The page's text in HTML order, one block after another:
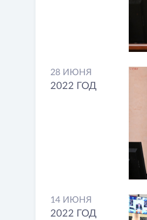
28 ИЮНЯ
2022 ГОД
14 ИЮНЯ
2022 ГОД